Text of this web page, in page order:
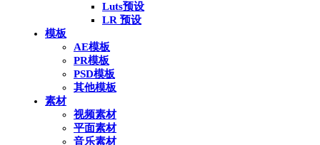
Luts预设
LR 预设
模板
AE模板
PR模板
PSD模板
其他模板
素材
视频素材
平面素材
音乐素材